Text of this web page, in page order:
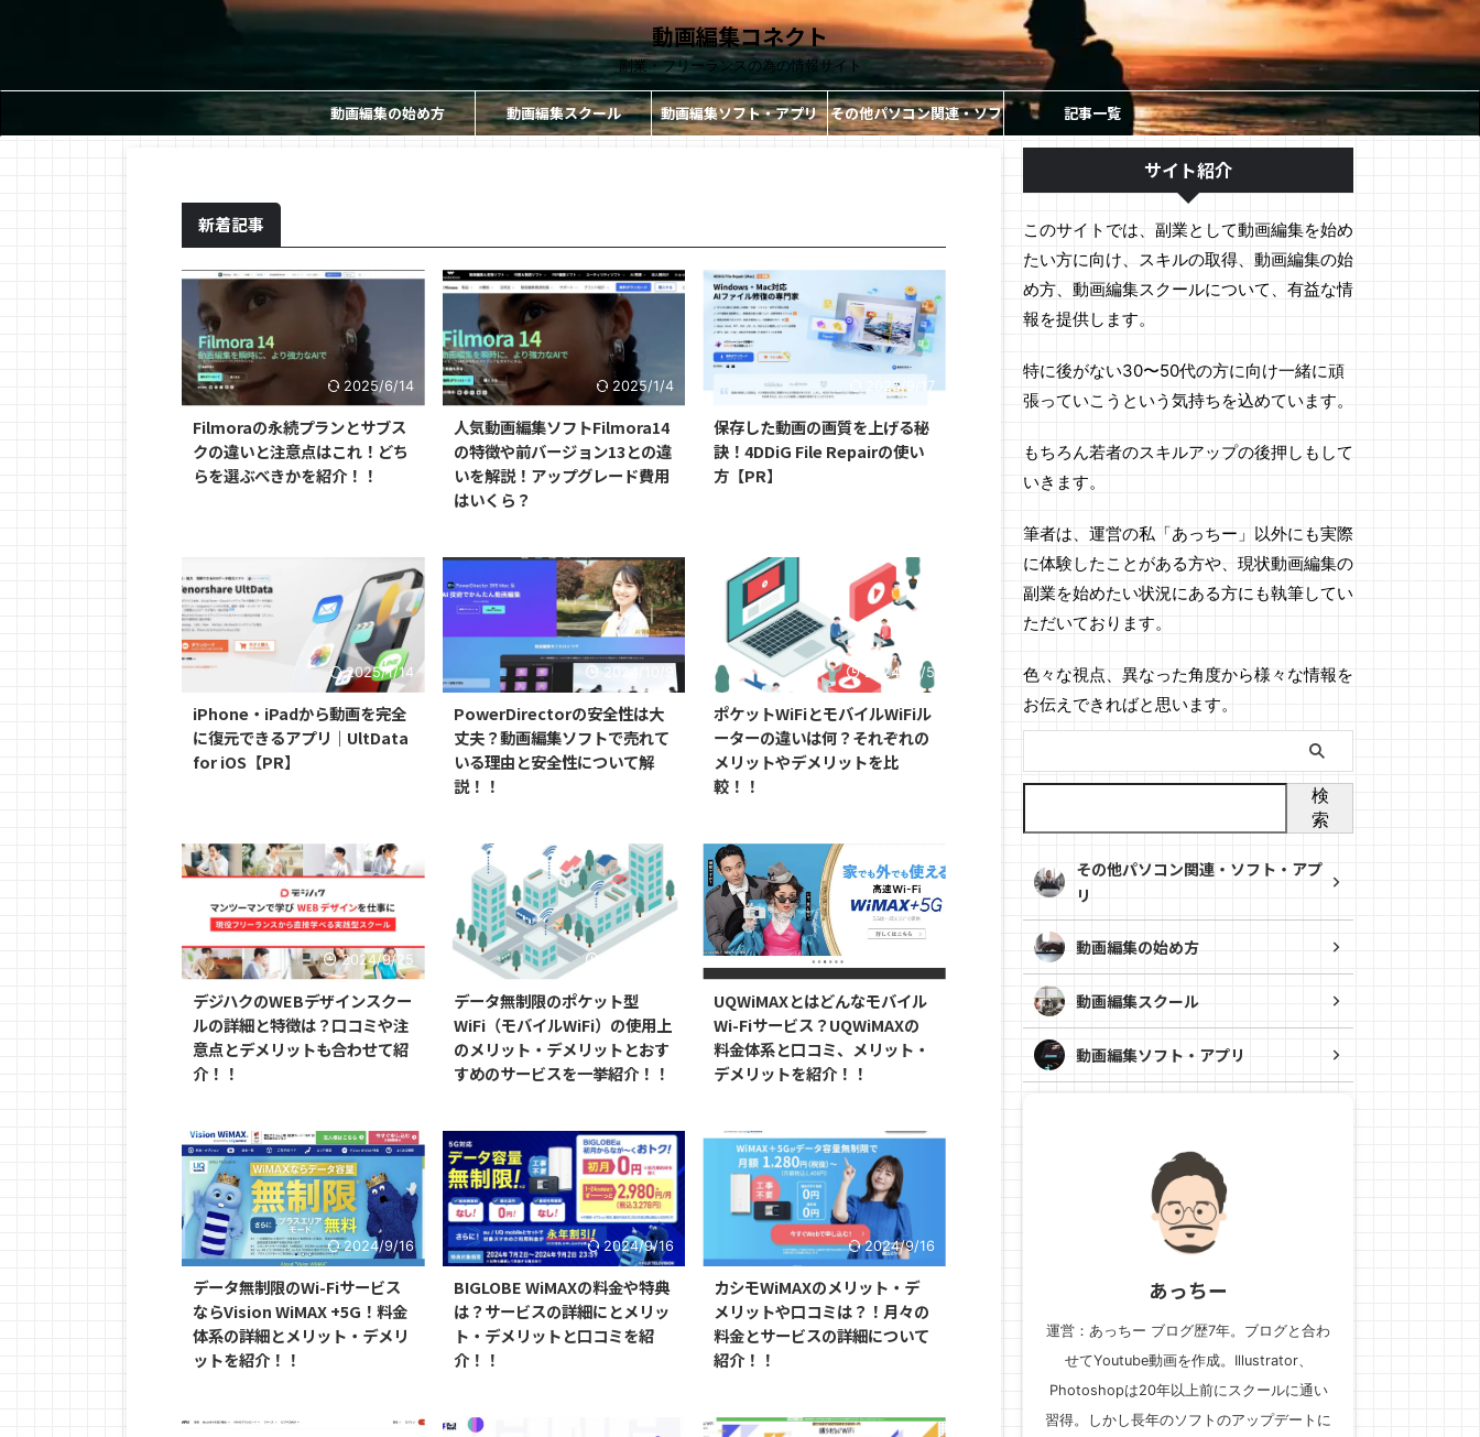
動画編集コネクト
副業・フリーランスの為の情報サイト
動画編集の始め方 動画編集スクール 動画編集ソフト・アプリ その他パソコン関連・ソフ 記事一覧
新着記事
2025/6/14
Filmoraの永続プランとサブス
クの違いと注意点はこれ！どち
らを選ぶべきかを紹介！！
2025/1/4
人気動画編集ソフトFilmora14
の特徴や前バージョン13との違
いを解説！アップグレード費用
はいくら？
2025/9/17
保存した動画の画質を上げる秘
訣！4DDiG File Repairの使い
方【PR】
2025/1/14
iPhone・iPadから動画を完全
に復元できるアプリ｜UltData
for iOS【PR】
2024/10/9
PowerDirectorの安全性は大
丈夫？動画編集ソフトで売れて
いる理由と安全性について解
説！！
2024/10/5
ポケットWiFiとモバイルWiFiル
ーターの違いは何？それぞれの
メリットやデメリットを比
較！！
2024/9/25
デジハクのWEBデザインスクー
ルの詳細と特徴は？口コミや注
意点とデメリットも合わせて紹
介！！
データ無制限のポケット型
WiFi（モバイルWiFi）の使用上
のメリット・デメリットとおす
すめのサービスを一挙紹介！！
UQWiMAXとはどんなモバイル
Wi-Fiサービス？UQWiMAXの
料金体系と口コミ、メリット・
デメリットを紹介！！
2024/9/16
データ無制限のWi-Fiサービス
ならVision WiMAX +5G！料金
体系の詳細とメリット・デメリ
ットを紹介！！
2024/9/16
BIGLOBE WiMAXの料金や特典
は？サービスの詳細にとメリッ
ト・デメリットと口コミを紹
介！！
2024/9/16
カシモWiMAXのメリット・デ
メリットや口コミは？！月々の
料金とサービスの詳細について
紹介！！
サイト紹介
このサイトでは、副業として動画編集を始め
たい方に向け、スキルの取得、動画編集の始
め方、動画編集スクールについて、有益な情
報を提供します。
特に後がない30〜50代の方に向け一緒に頑
張っていこうという気持ちを込めています。
もちろん若者のスキルアップの後押しもして
いきます。
筆者は、運営の私「あっちー」以外にも実際
に体験したことがある方や、現状動画編集の
副業を始めたい状況にある方にも執筆してい
ただいております。
色々な視点、異なった角度から様々な情報を
お伝えできればと思います。
検
索
その他パソコン関連・ソフト・アプ
リ
動画編集の始め方
動画編集スクール
動画編集ソフト・アプリ
あっちー
運営：あっちー ブログ歴7年。ブログと合わ
せてYoutube動画を作成。Illustrator、
Photoshopは20年以上前にスクールに通い
習得。しかし長年のソフトのアップデートに